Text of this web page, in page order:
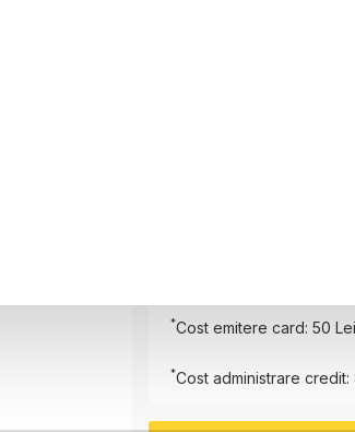
*Cost emitere card: 50 Lei
*Cost administrare credit: